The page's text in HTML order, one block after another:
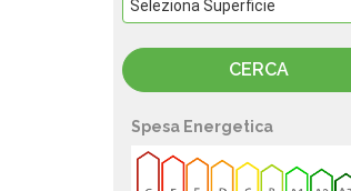
Spesa Energetica